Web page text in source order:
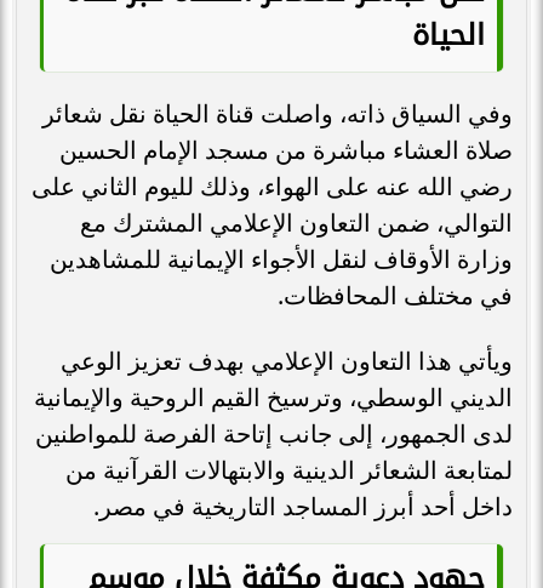
الحياة
وفي السياق ذاته، واصلت قناة الحياة نقل شعائر
صلاة العشاء مباشرة من مسجد الإمام الحسين
رضي الله عنه على الهواء، وذلك لليوم الثاني على
التوالي، ضمن التعاون الإعلامي المشترك مع
وزارة الأوقاف لنقل الأجواء الإيمانية للمشاهدين
في مختلف المحافظات.
ويأتي هذا التعاون الإعلامي بهدف تعزيز الوعي
الديني الوسطي، وترسيخ القيم الروحية والإيمانية
لدى الجمهور، إلى جانب إتاحة الفرصة للمواطنين
لمتابعة الشعائر الدينية والابتهالات القرآنية من
داخل أحد أبرز المساجد التاريخية في مصر.